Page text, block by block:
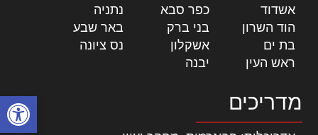
פתח
אשדוד
כפר סבא נתניה
הוד השרון
בני ברק באר שבע
בת ים
אשקלון נס ציונה
ראש העין
יבנה
מדריכים